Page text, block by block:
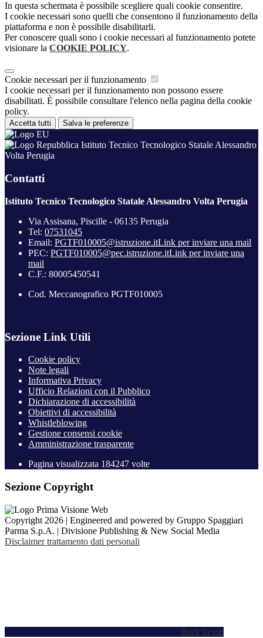
In questa schermata è possibile scegliere quali cookie consentire.
I cookie necessari sono quelli che consentono il funzionamento della
piattaforma e non è possibile disabilitarli.
Per conoscere quali sono i cookie necessari al funzionamento potete
visionare la COOKIE POLICY.
Cookie necessari per il funzionamento
I cookie necessari per il funzionamento non possono essere
disabilitati. È possibile consultare l'elenco nella pagina della cookie
policy.
Accetta tutti Salva le preferenze
Istituto Tecnico Tecnologico Statale Alessandro
Volta Perugia
Contatti
Istituto Tecnico Tecnologico Statale Alessandro Volta Perugia
Via Assisana, Piscille - 06135 Perugia
Tel: 07531045
Email: PGTF010005@istruzione.itLink per inviare una mail
PEC: PGTF010005@pec.istruzione.itLink per inviare una
mail
C.F.: 80005450541
Cod. Meccanografico PGTF010005
Sezione Link Utili
Cookie policy
Note legali
Informativa Privacy
Ufficio Relazioni con il Pubblico
Dichiarazione di accessibilità
Obiettivi di accessibilità
Whistleblowing
Gestione consensi cookie
Amministrazione trasparente
Pagina visualizzata 184247 volte
Sezione Copyright
Copyright 2026 | Engineered and powered by Gruppo Spaggiari
Parma S.p.A. | Divisione Publishing & New Social Media
Disclaimer trattamento dati personali
Back to top